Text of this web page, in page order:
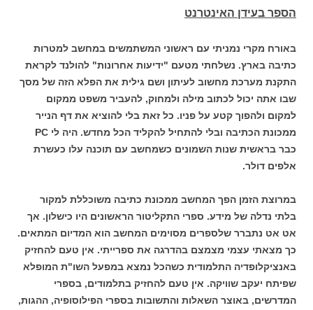
הספר בעידן האינטרנט
באורח מקרי נמניתי עם ראשוני המשתמשים במחשב למטרות
כתיבה בארץ. נשלחתי מטעם "ידיעות אחרונות" להולנד לקראת
התקנת מערכת מחשוב לעיתון ושם גילית את הפלא הזה של מסך
שבו אתה יכול לכתוב מילה ולמחוק, להעביר משפט ממקום
למקום ולהפוך קטע על פניו. כל זאת בלי להוציא את דף הנייר
ממכונת הכתיבה ובלי להתחיל להקליד הכל מחדש. היה לי PC
כבר בראשית שנות השמונים כשמחשב עם תוכנה עלו כעשרת
אלפים דולר.
במרוצת הזמן הפך המחשב ממכונת כתיבה משוכללת למקור
בלתי נדלה של מידע. ספרי התקליטור הראשונים היו כישלון. אך
אט אט נתברר שלספרים מסוימים המחשב הוא המדיום המתאים.
כך מצאתי עצמי מצמצם בהדרגה את ספרייתי. אין טעם להחזיק
באנציקלופדיה התלמודית כשהכל נמצא במפעל השו"ת המופלא
שפיתח יעקב שוויקה. אין טעם להחזיק בתלמודים, בספרי
המדרשים, באוצר השאלות והתשובות בספרי הפילוסופיה, ההגות,